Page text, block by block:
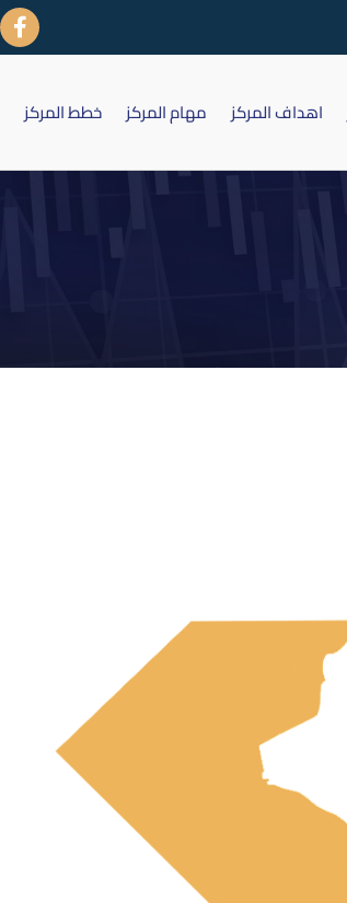
اهداف المركز مهام المركز خطط المركز